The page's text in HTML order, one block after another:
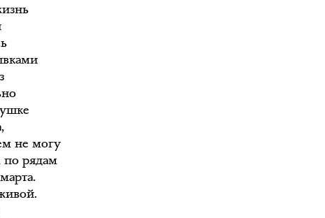
не могу
по рядам